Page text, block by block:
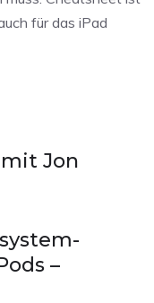
für das iPad
Jon
–